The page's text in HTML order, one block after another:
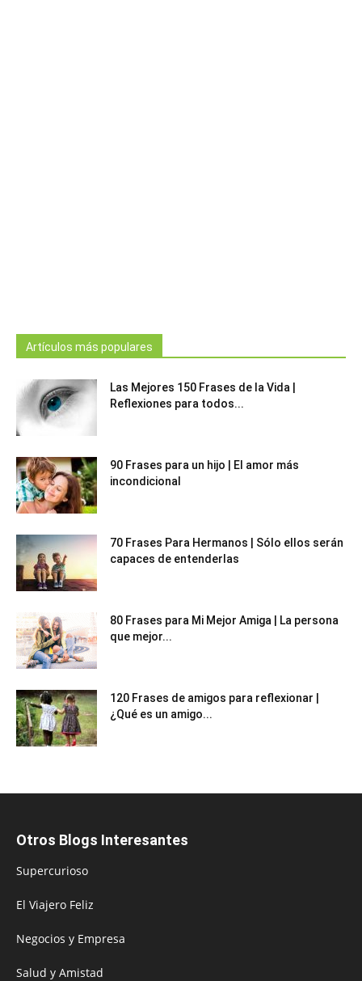
Artículos más populares
Las Mejores 150 Frases de la Vida |
Reflexiones para todos...
90 Frases para un hijo | El amor más
incondicional
70 Frases Para Hermanos | Sólo ellos serán
capaces de entenderlas
80 Frases para Mi Mejor Amiga | La persona
que mejor...
120 Frases de amigos para reflexionar |
¿Qué es un amigo...
Otros Blogs Interesantes
Supercurioso
El Viajero Feliz
Negocios y Empresa
Salud y Amistad